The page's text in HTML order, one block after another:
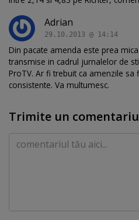
Adrian
29.10.2013 @ 14:14
Din pacate amenda este prea
transmise in cadrul jurnalelor de
ProTV. Ar fi trebuit ca amenzile
consistente. Va multumesc.
Trimite un comentariu
Comentariu